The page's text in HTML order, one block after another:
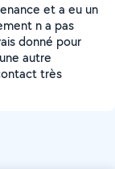
et a eu un
n a pas
donné pour
autre
très